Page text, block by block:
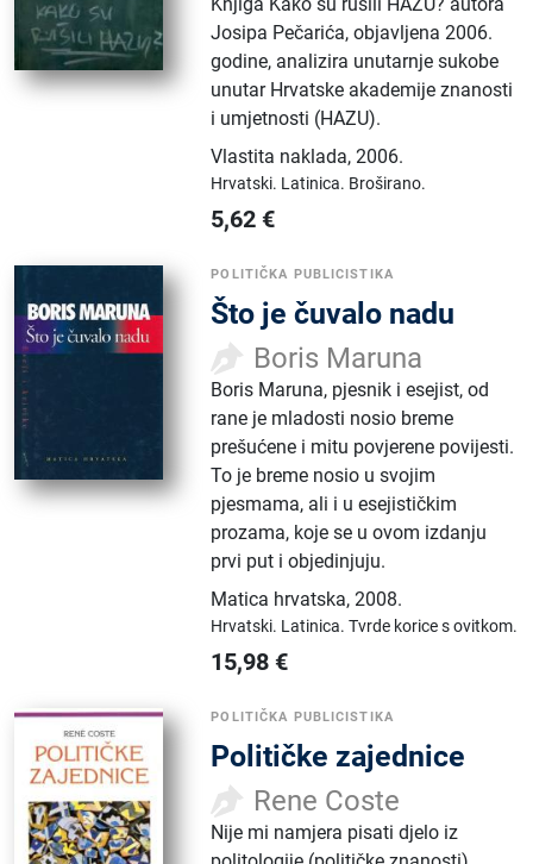
Josipa Pečarića, objavljena 2006.
godine, analizira unutarnje sukobe
unutar Hrvatske akademije znanosti
i umjetnosti (HAZU).
Vlastita naklada,2006.
Hrvatski. Latinica. Broširano.
5,62 €
POLITIČKA PUBLICISTIKA
Što je čuvalo nadu
Boris Maruna
Boris Maruna, pjesnik i esejist, od
rane je mladosti nosio breme
prešućene i mitu povjerene povijesti.
To je breme nosio u svojim
pjesmama, ali i u esejističkim
prozama, koje se u ovom izdanju
prvi put i objedinjuju.
Matica hrvatska,2008.
Hrvatski. Latinica.Tvrde korice s ovitkom.
15,98 €
POLITIČKA PUBLICISTIKA
Političke zajednice
Rene Coste
Nije mi namjera pisati djelo iz